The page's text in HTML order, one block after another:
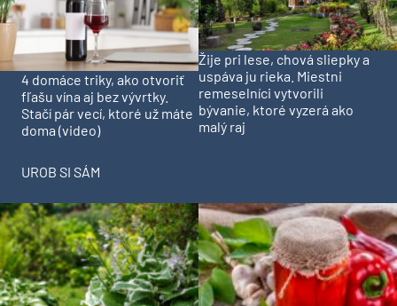
4 domáce triky, ako otvoriť
fľašu vína aj bez vývrtky.
Stačí pár vecí, ktoré už máte
doma (video)
Žije pri lese, chová sliepky a
uspáva ju rieka. Miestni
remeselníci vytvorili
bývanie, ktoré vyzerá ako
malý raj
UROB SI SÁM